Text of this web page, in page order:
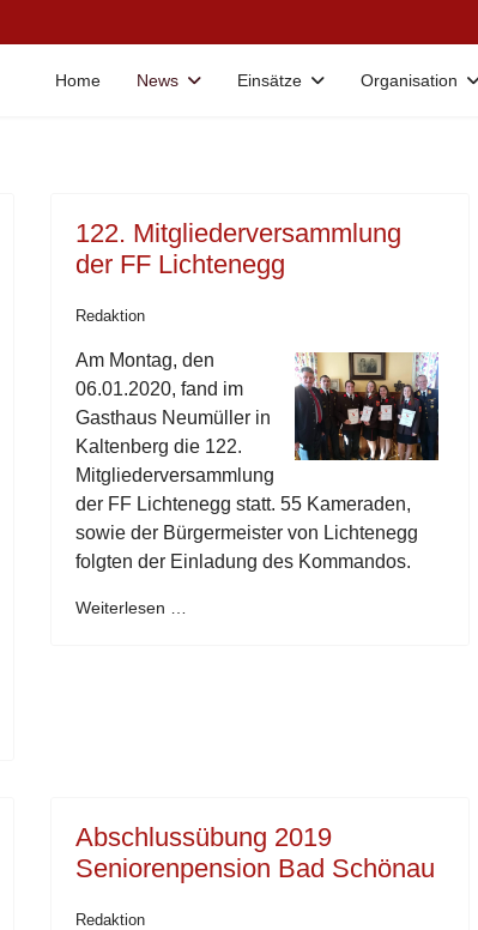
Home News Einsätze Organisation
122. Mitgliederversammlung
der FF Lichtenegg
Redaktion
Am Montag, den
06.01.2020, fand im
Gasthaus Neumüller in
Kaltenberg die 122.
Mitgliederversammlung
der FF Lichtenegg statt. 55 Kameraden,
sowie der Bürgermeister von Lichtenegg
folgten der Einladung des Kommandos.
Weiterlesen …
Abschlussübung 2019
Seniorenpension Bad Schönau
Redaktion